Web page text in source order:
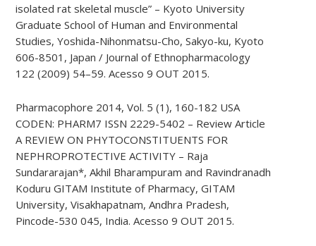
isolated rat skeletal muscle” – Kyoto University
Graduate School of Human and Environmental
Studies, Yoshida-Nihonmatsu-Cho, Sakyo-ku, Kyoto
606-8501, Japan / Journal of Ethnopharmacology
122 (2009) 54–59. Acesso 9 OUT 2015.
Pharmacophore 2014, Vol. 5 (1), 160-182 USA
CODEN: PHARM7 ISSN 2229-5402 – Review Article
A REVIEW ON PHYTOCONSTITUENTS FOR
NEPHROPROTECTIVE ACTIVITY – Raja
Sundararajan*, Akhil Bharampuram and Ravindranadh
Koduru GITAM Institute of Pharmacy, GITAM
University, Visakhapatnam, Andhra Pradesh,
Pincode-530 045, India. Acesso 9 OUT 2015.